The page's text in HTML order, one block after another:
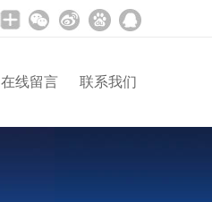
在线留言 联系我们